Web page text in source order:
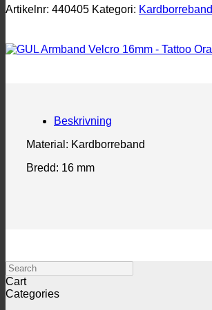
16mm
Orange
mängd
Artikelnr: 440405 Kategori: Kardborreband
Beskrivning
Material: Kardborreband
Bredd: 16 mm
Search
Cart
Categories